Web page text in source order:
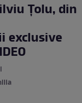
Țolu, din
exclusive